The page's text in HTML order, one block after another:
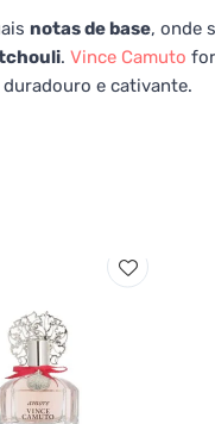
notas de base, onde
. Vince Camuto
e cativante.